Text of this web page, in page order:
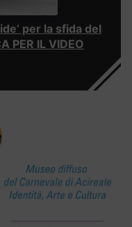
per la sfida del
PER IL VIDEO